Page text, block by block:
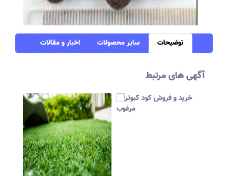
توضیحات سایر محصولات اخبار و مقالات
آگهی های مرتبط